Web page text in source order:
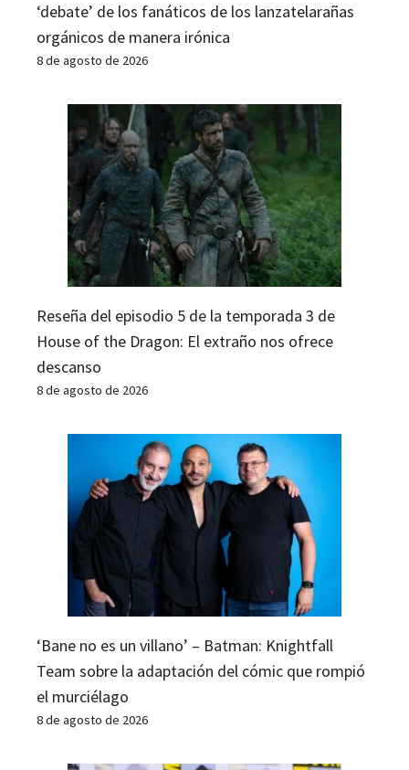
‘debate’ de los fanáticos de los lanzatelarañas
orgánicos de manera irónica
8 de agosto de 2026
Reseña del episodio 5 de la temporada 3 de
House of the Dragon: El extraño nos ofrece
descanso
8 de agosto de 2026
‘Bane no es un villano’ – Batman: Knightfall
Team sobre la adaptación del cómic que rompió
el murciélago
8 de agosto de 2026